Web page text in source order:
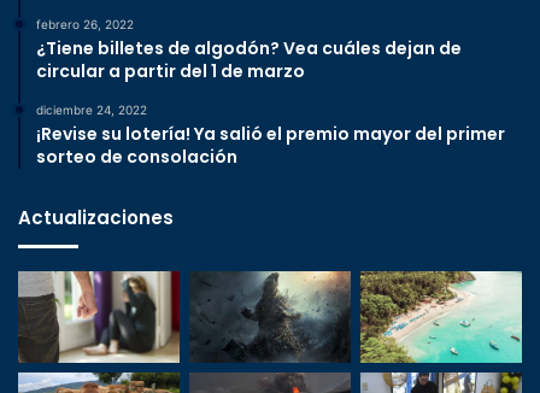
febrero 26, 2022
¿Tiene billetes de algodón? Vea cuáles dejan de
circular a partir del 1 de marzo
diciembre 24, 2022
¡Revise su lotería! Ya salió el premio mayor del primer
sorteo de consolación
Actualizaciones